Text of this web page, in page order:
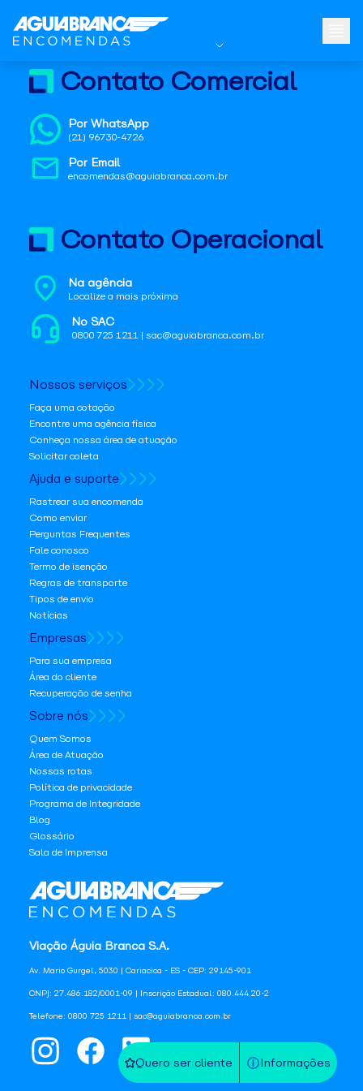
Quero ser cliente Informações
Viação Águia Branca S.A.
Av. Mario Gurgel, 5030 | Cariacica - ES - CEP: 29145-901
CNPJ: 27.486.182/0001-09 | Inscrição Estadual: 080.444.20-2
Telefone: 0800 725 1211 | sac@aguiabranca.com.br
Contato Comercial
Por WhatsApp
(21) 96730-4726
Por Email
encomendas@aguiabranca.com.br
Contato Operacional
Na agência
Localize a mais próxima
No SAC
0800 725 1211 | sac@aguiabranca.com.br
Nossos serviços
Faça uma cotação
Encontre uma agência física
Conheça nossa área de atuação
Solicitar coleta
Ajuda e suporte
Rastrear sua encomenda
Como enviar
Perguntas Frequentes
Fale conosco
Termo de isenção
Regras de transporte
Tipos de envio
Notícias
Empresas
Para sua empresa
Área do cliente
Recuperação de senha
Sobre nós
Quem Somos
Área de Atuação
Nossas rotas
Política de privacidade
Programa de Integridade
Blog
Glossário
Sala de Imprensa